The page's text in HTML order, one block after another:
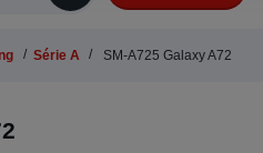
Série A SM-A725 Galaxy A72